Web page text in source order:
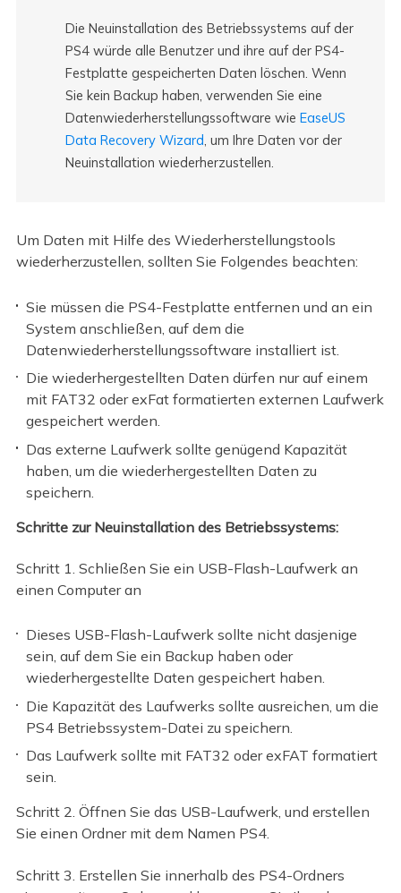
Die Neuinstallation des Betriebssystems auf der
PS4 würde alle Benutzer und ihre auf der PS4-
Festplatte gespeicherten Daten löschen. Wenn
Sie kein Backup haben, verwenden Sie eine
Datenwiederherstellungssoftware wie EaseUS
Data Recovery Wizard, um Ihre Daten vor der
Neuinstallation wiederherzustellen.
Um Daten mit Hilfe des Wiederherstellungstools
wiederherzustellen, sollten Sie Folgendes beachten:
Sie müssen die PS4-Festplatte entfernen und an ein
System anschließen, auf dem die
Datenwiederherstellungssoftware installiert ist.
Die wiederhergestellten Daten dürfen nur auf einem
mit FAT32 oder exFat formatierten externen Laufwerk
gespeichert werden.
Das externe Laufwerk sollte genügend Kapazität
haben, um die wiederhergestellten Daten zu
speichern.
Schritte zur Neuinstallation des Betriebssystems:
Schritt 1. Schließen Sie ein USB-Flash-Laufwerk an
einen Computer an
Dieses USB-Flash-Laufwerk sollte nicht dasjenige
sein, auf dem Sie ein Backup haben oder
wiederhergestellte Daten gespeichert haben.
Die Kapazität des Laufwerks sollte ausreichen, um die
PS4 Betriebssystem-Datei zu speichern.
Das Laufwerk sollte mit FAT32 oder exFAT formatiert
sein.
Schritt 2. Öffnen Sie das USB-Laufwerk, und erstellen
Sie einen Ordner mit dem Namen PS4.
Schritt 3. Erstellen Sie innerhalb des PS4-Ordners